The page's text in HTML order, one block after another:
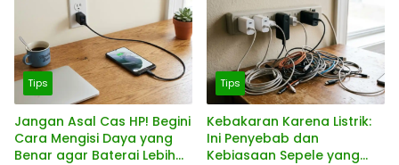
Tips
Jangan Asal Cas HP! Begini
Cara Mengisi Daya yang
Benar agar Baterai Lebih
Tips
Kebakaran Karena Listrik:
Ini Penyebab dan
Kebiasaan Sepele yang